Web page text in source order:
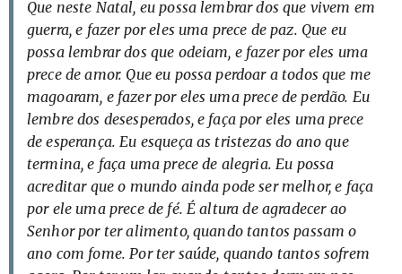
Que neste Natal, eu possa lembrar dos que vivem em
guerra, e fazer por eles uma prece de paz. Que eu
possa lembrar dos que odeiam, e fazer por eles uma
prece de amor. Que eu possa perdoar a todos que me
magoaram, e fazer por eles uma prece de perdão. Eu
lembre dos desesperados, e faça por eles uma prece
de esperança. Eu esqueça as tristezas do ano que
termina, e faça uma prece de alegria. Eu possa
acreditar que o mundo ainda pode ser melhor, e faça
por ele uma prece de fé. É altura de agradecer ao
Senhor por ter alimento, quando tantos passam o
ano com fome. Por ter saúde, quando tantos sofrem